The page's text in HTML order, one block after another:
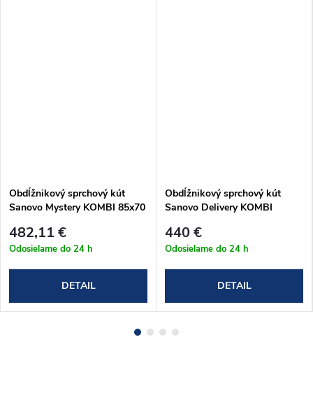
Obdĺžnikový sprchový kút
Sanovo Mystery KOMBI 85x70
(MYSK_8570C)
482,11 €
Odosielame do 24 h
DETAIL
Obdĺžnikový sprchový kút
Sanovo Delivery KOMBI
440 €
Odosielame do 24 h
DETAIL